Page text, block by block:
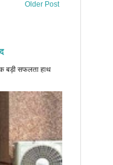
Older Post
बड़ी सफलता हाथ